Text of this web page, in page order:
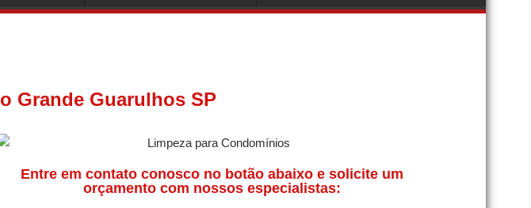
Grande Guarulhos SP
Entre em contato conosco no botão abaixo e solicite um
orçamento com nossos especialistas: